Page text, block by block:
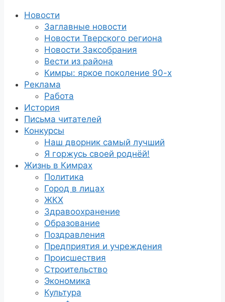
Новости
Заглавные новости
Новости Тверского региона
Новости Заксобрания
Вести из района
Кимры: яркое поколение 90-х
Реклама
Работа
История
Письма читателей
Конкурсы
Наш дворник самый лучший
Я горжусь своей роднёй!
Жизнь в Кимрах
Политика
Город в лицах
ЖКХ
Здравоохранение
Образование
Поздравления
Предприятия и учреждения
Происшествия
Строительство
Экономика
Культура